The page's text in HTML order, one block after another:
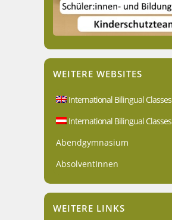
WEITERE WEBSITES
International Bilingual Classes
International Bilingual Classes
Abendgymnasium
AbsolventInnen
WEITERE LINKS